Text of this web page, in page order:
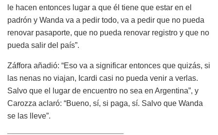
le hacen entonces lugar a que él tiene que estar en el
padrón y Wanda va a pedir todo, va a pedir que no pueda
renovar pasaporte, que no pueda renovar registro y que no
pueda salir del país”.
Záffora añadió: “Eso va a significar entonces que quizás, si
las nenas no viajan, Icardi casi no pueda venir a verlas.
Salvo que el lugar de encuentro no sea en Argentina”, y
Carozza aclaró: “Bueno, sí, si paga, sí. Salvo que Wanda
se las lleve”.